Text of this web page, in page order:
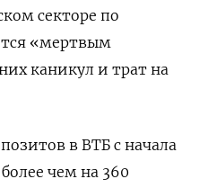
секторе по
«мертвым
каникул и трат на
в ВТБ с начала
чем на 360